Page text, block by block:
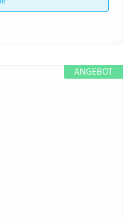
ANGEBOT